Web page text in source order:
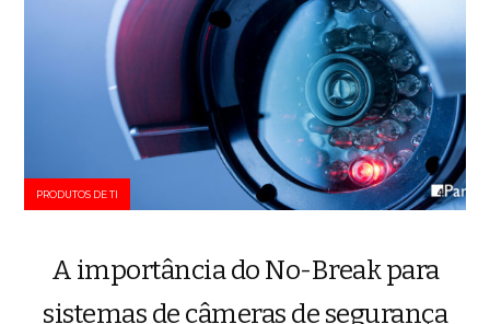
PRODUTOS DE TI
A importância do No-Break para
sistemas de câmeras de segurança